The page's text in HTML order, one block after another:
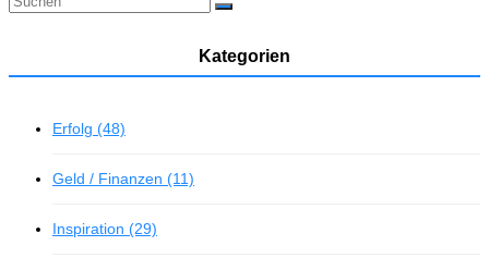
Kategorien
Erfolg (48)
Geld / Finanzen (11)
Inspiration (29)